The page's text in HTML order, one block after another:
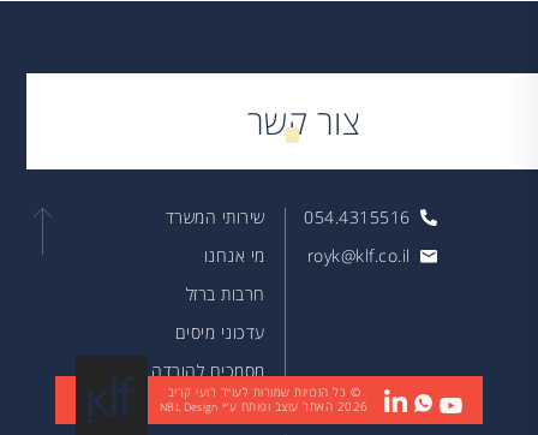
צור קשר
054.4315516
royk@klf.co.il
שירותי המשרד
מי אנחנו
חרבות ברזל
עדכוני מיסים
מסמכים להורדה
מאמרים
© כל הזכויות שמורות לעו״ד רועי קריב
2026 האתר עוצב ופותח ע״י NBL Design